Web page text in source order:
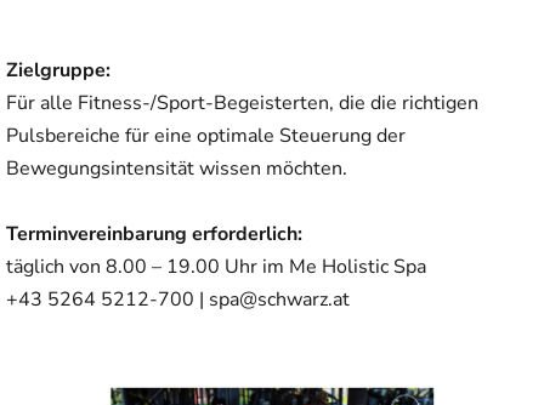
Zielgruppe:
Für alle Fitness-/Sport-Begeisterten, die die richtigen
Pulsbereiche für eine optimale Steuerung der
Bewegungsintensität wissen möchten.
Terminvereinbarung erforderlich:
täglich von 8.00 – 19.00 Uhr im Me Holistic Spa
+43 5264 5212-700 | spa@schwarz.at